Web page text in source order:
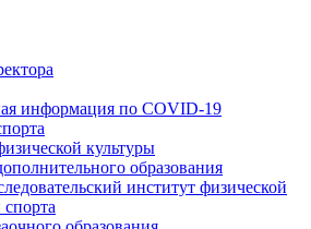
информация по COVID-19
культуры
образования
институт физической
спорта